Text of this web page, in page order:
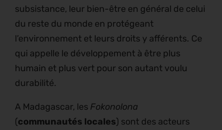
subsistance, leur bien-être en général de celui
du reste du monde en protégeant
l’environnement et leurs droits y afférents. Ce
qui appelle le développement à être plus
humain et plus vert pour son autant voulu
durabilité.
A Madagascar, les Fokonolona
(communautés locales) sont des acteurs